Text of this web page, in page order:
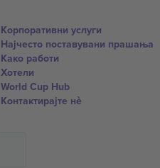
Корпоративни услуги
Најчесто поставувани прашања
Како работи
Хотели
World Cup Hub
Контактирајте нѐ